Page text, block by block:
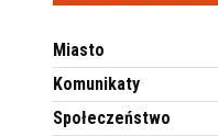
Miasto
Komunikaty
Społeczeństwo